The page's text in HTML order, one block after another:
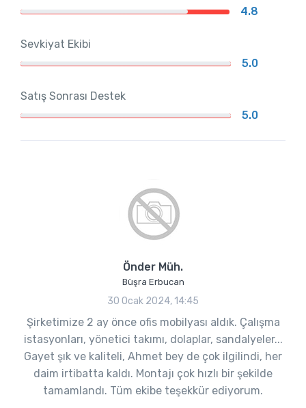
4.8
Sevkiyat Ekibi
5.0
Satış Sonrası Destek
5.0
Önder Müh.
Büşra Erbucan
30 Ocak 2024, 14:45
Şirketimize 2 ay önce ofis mobilyası aldık. Çalışma
istasyonları, yönetici takımı, dolaplar, sandalyeler...
Gayet şık ve kaliteli, Ahmet bey de çok ilgilindi, her
daim irtibatta kaldı. Montajı çok hızlı bir şekilde
tamamlandı. Tüm ekibe teşekkür ediyorum.